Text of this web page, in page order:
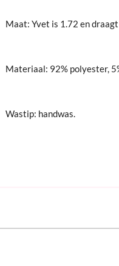
Maat: Yvet is 1.72 en
Materiaal: 92% polyester,
Wastip: handwas.